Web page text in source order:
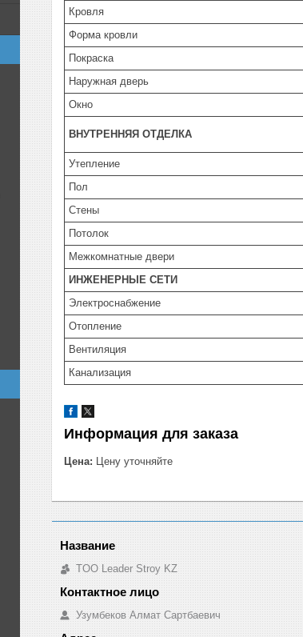
Кровля
Форма кровли
Покраска
Наружная дверь
Окно
ВНУТРЕННЯЯ ОТДЕЛКА
Утепление
Пол
Стены
Потолок
Межкомнатные двери
ИНЖЕНЕРНЫЕ СЕТИ
Электроснабжение
Отопление
Вентиляция
Канализация
Информация для заказа
Цена: Цену уточняйте
TOO Leader Stroy KZ
Узумбеков Алмат Сартбаевич